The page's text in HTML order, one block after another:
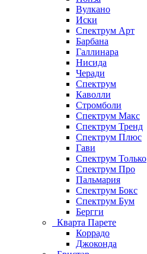
Вулкано
Иски
Спектрум Арт
Барбана
Галлинара
Нисида
Черади
Спектрум
Каволли
Стромболи
Спектрум Макс
Спектрум Тренд
Спектрум Плюс
Гави
Спектрум Только
Спектрум Про
Пальмария
Спектрум Бокс
Спектрум Бум
Бергги
Кварта Парете
Коррадо
Джоконда